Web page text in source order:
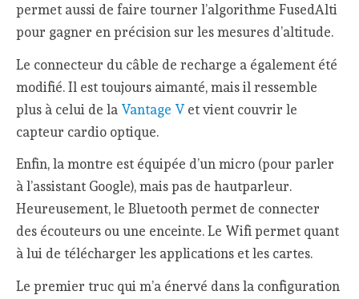
permet aussi de faire tourner l’algorithme FusedAlti
pour gagner en précision sur les mesures d’altitude.
Le connecteur du câble de recharge a également été
modifié. Il est toujours aimanté, mais il ressemble
plus à celui de la Vantage Vet vient couvrir le
capteur cardio optique.
Enfin, la montre est équipée d’un micro (pour parler
à l’assistant Google), mais pas de hautparleur.
Heureusement, le Bluetooth permet de connecter
des écouteurs ou une enceinte. Le Wifi permet quant
à lui de télécharger les applications et les cartes.
Le premier truc qui m’a énervé dans la configuration